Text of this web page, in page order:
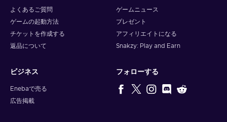
よくあるご質問
ゲームの起動方法
チケットを作成する
返品について
ゲームニュース
プレゼント
アフィリエイトになる
Snakzy: Play and Earn
ビジネス
Enebaで売る
広告掲載
フォローする